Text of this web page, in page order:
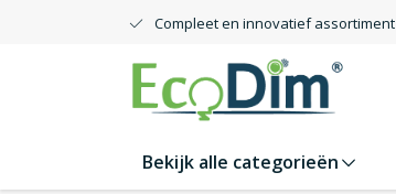
Compleet en innovatief assortiment
Bekijk alle categorieën